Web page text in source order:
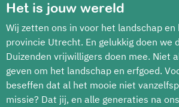
Het is jouw wereld
Wij zetten ons in voor het landschap en
provincie Utrecht. En gelukkig doen we
Duizenden vrijwilligers doen mee. Niet
geven om het landschap en erfgoed.
beseffen dat al het mooie niet
missie? Dat jij, en alle generaties na